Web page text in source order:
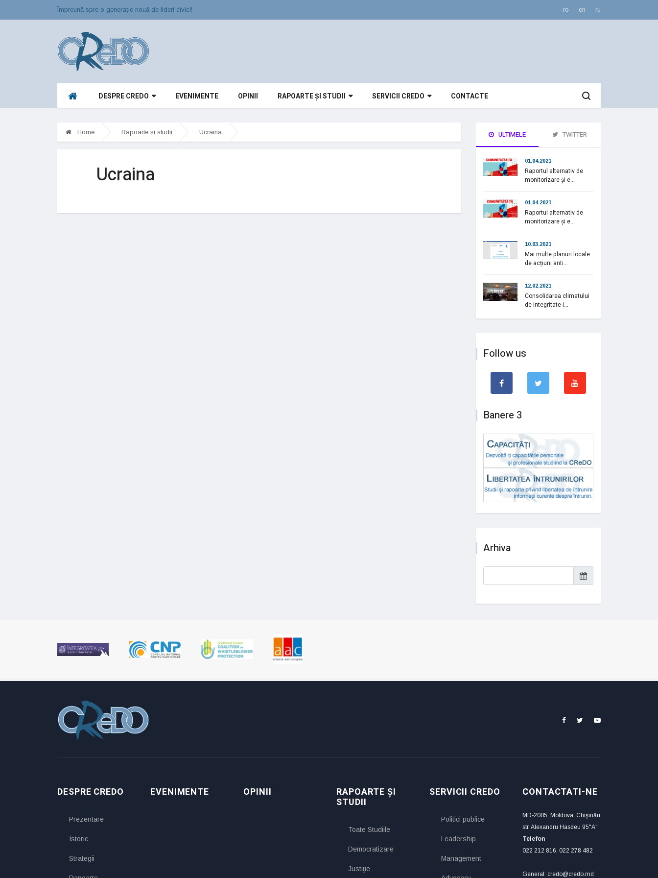
Împreună spre o generaţie nouă de lideri civici! ro en ru
DESPRE CREDO EVENIMENTE OPINII RAPOARTE ȘI STUDII SERVICII CREDO CONTACTE
Home Rapoarte și studii Ucraina
Ucraina
ULTIMELE TWITTER
01.04.2021
Raportul alternativ de
monitorizare și e...
01.04.2021
Raportul alternativ de
monitorizare și e...
10.03.2021
Mai multe planuri locale
de acțiuni anti...
12.02.2021
Consolidarea climatului
de integritate i...
Follow us
Banere 3
Arhiva
DESPRE CREDO
Prezentare
Istoric
Strategii
EVENIMENTE OPINII RAPOARTE ȘI
STUDII
Toate Studiile
Democratizare
Justiţie
SERVICII CREDO
Politici publice
Leadership
Management
CONTACTATI-NE
MD-2005, Moldova, Chişinău
str. Alexandru Hasdeu 95"A"
Telefon
022 212 816, 022 278 482
General: credo@credo.md